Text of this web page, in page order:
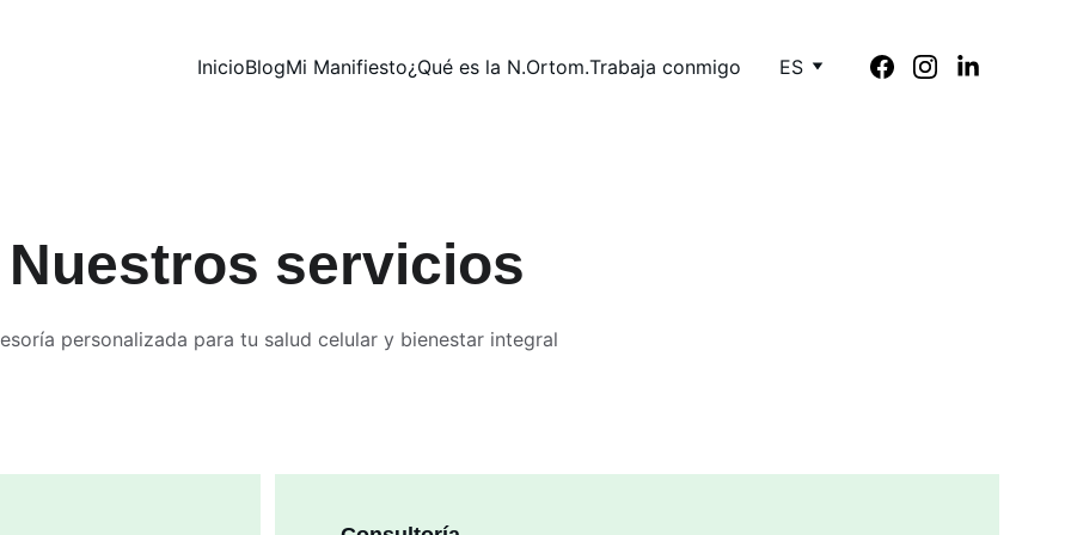
InicioBlogMi Manifiesto¿Qué es la N.Ortom.Trabaja conmigo ES
Nuestros servicios
personalizada para tu salud celular y bienestar integral